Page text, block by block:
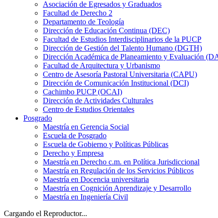
Asociación de Egresados y Graduados
Facultad de Derecho 2
Departamento de Teología
Dirección de Educación Continua (DEC)
Facultad de Estudios Interdisciplinarios de la PUCP
Dirección de Gestión del Talento Humano (DGTH)
Dirección Académica de Planeamiento y Evaluación
Facultad de Arquitectura y Urbanismo
Centro de Asesoría Pastoral Universitaria (CAPU)
Dirección de Comunicación Institucional (DCI)
Cachimbo PUCP (OCAI)
Dirección de Actividades Culturales
Centro de Estudios Orientales
Posgrado
Maestría en Gerencia Social
Escuela de Posgrado
Escuela de Gobierno y Políticas Públicas
Derecho y Empresa
Maestría en Derecho c.m. en Política Jurisdiccional
Maestría en Regulación de los Servicios Públicos
Maestría en Docencia universitaria
Maestría en Cognición Aprendizaje y Desarrollo
Maestría en Ingeniería Civil
Cargando el Reproductor...